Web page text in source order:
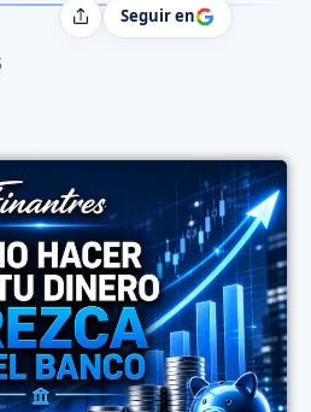
CompartirSeguir en